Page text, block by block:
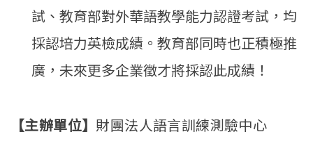
試、教育部對外華語教學能力認證考試，均
採認培力英檢成績。教育部同時也正積極推
廣，未來更多企業徵才將採認此成績！
【主辦單位】 財團法人語言訓練測驗中心